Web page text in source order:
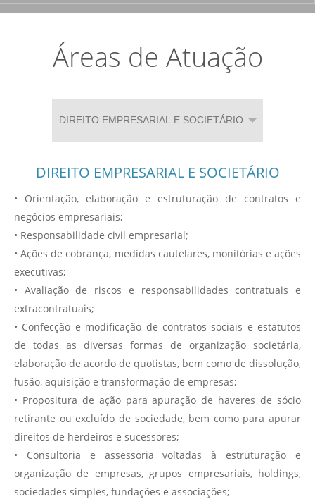
Áreas de Atuação
DIREITO EMPRESARIAL E SOCIETÁRIO
• Orientação, elaboração e estruturação de contratos e
negócios empresariais;
• Responsabilidade civil empresarial;
• Ações de cobrança, medidas cautelares, monitórias e ações
executivas;
• Avaliação de riscos e responsabilidades contratuais e
extracontratuais;
• Confecção e modificação de contratos sociais e estatutos
de todas as diversas formas de organização societária,
elaboração de acordo de quotistas, bem como de dissolução,
fusão, aquisição e transformação de empresas;
• Propositura de ação para apuração de haveres de sócio
retirante ou excluído de sociedade, bem como para apurar
direitos de herdeiros e sucessores;
• Consultoria e assessoria voltadas à estruturação e
organização de empresas, grupos empresariais, holdings,
sociedades simples, fundações e associações;